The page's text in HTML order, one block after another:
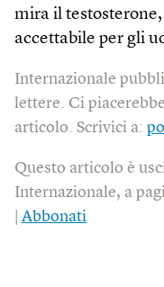
mira il
accettabile per gli
Internazionale
lettere. Ci
articolo. Scrivici a:
Questo articolo è
Internazionale, a
Abbonati